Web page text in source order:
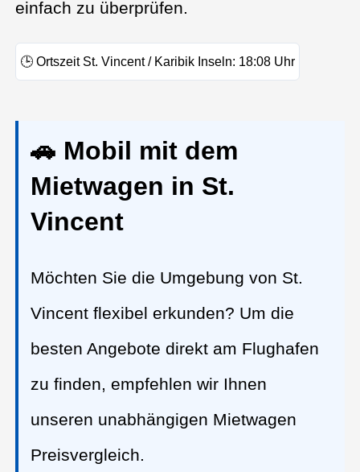
einfach zu überprüfen.
🕒 Ortszeit St. Vincent / Karibik Inseln: 18:08 Uhr
🚗 Mobil mit dem
Mietwagen in St.
Vincent
Möchten Sie die Umgebung von St.
Vincent flexibel erkunden? Um die
besten Angebote direkt am Flughafen
zu finden, empfehlen wir Ihnen
unseren unabhängigen Mietwagen
Preisvergleich.